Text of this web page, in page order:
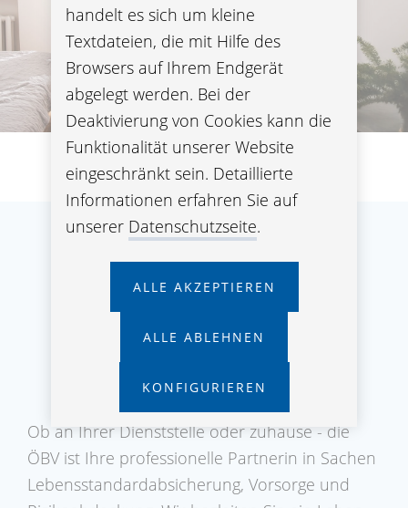
Wir bieten
maßgeschneiderte
Lösungen für jede
Lebenslage
Ob an Ihrer Dienststelle oder zuhause - die
ÖBV ist Ihre professionelle Partnerin in Sachen
Lebensstandardabsicherung, Vorsorge und
handelt es sich um kleine
Textdateien, die mit Hilfe des
Browsers auf Ihrem Endgerät
abgelegt werden. Bei der
Deaktivierung von Cookies kann die
Funktionalität unserer Website
eingeschränkt sein. Detaillierte
Informationen erfahren Sie auf
unserer Datenschutzseite.
ALLE AKZEPTIEREN
ALLE ABLEHNEN
KONFIGURIEREN